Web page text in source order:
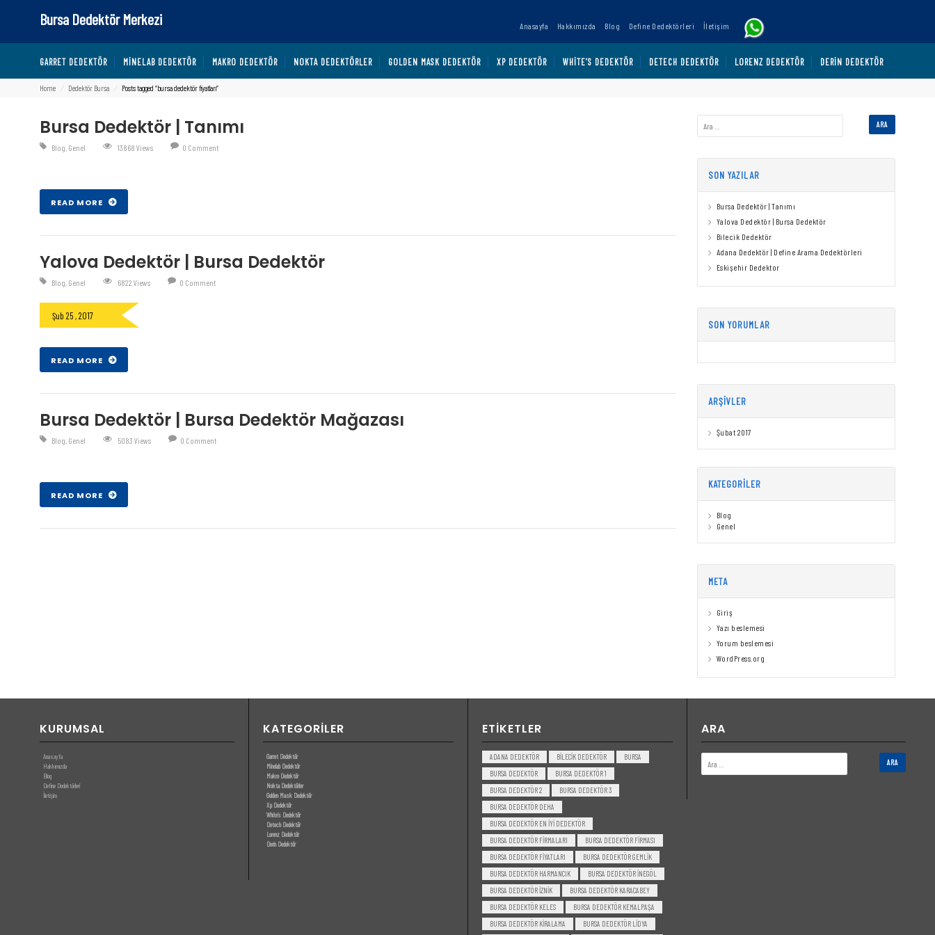
Bursa Dedektör Merkezi Anasayfa Hakkımızda Blog Define Dedektörleri İletişim
GARRET DEDEKTÖR MINELAB DEDEKTÖR MAKRO DEDEKTÖR NOKTA DEDEKTÖRLER GOLDEN MASK DEDEKTÖR XP DEDEKTÖR WHITE’S DEDEKTÖR DETECH DEDEKTÖR LORENZ DEDEKTÖR DERIN DEDEKTÖR
Home ⁄ Dedektör Bursa ⁄ Posts tagged “bursa dedektör fiyatları”
Bursa Dedektör | Tanımı
Blog, Genel 13868 Views 0 Comment
READ MORE
Yalova Dedektör | Bursa Dedektör
Blog, Genel 6822 Views 0 Comment
Şub 25 , 2017
READ MORE
Bursa Dedektör | Bursa Dedektör Mağazası
Blog, Genel 5083 Views 0 Comment
READ MORE
SON YAZILAR
Bursa Dedektör | Tanımı
Yalova Dedektör | Bursa Dedektör
Bilecik Dedektör
Adana Dedektör | Define Arama Dedektörleri
Eskişehir Dedektor
SON YORUMLAR
ARŞIVLER
Şubat 2017
KATEGORILER
Blog
Genel
META
Giriş
Yazı beslemesi
Yorum beslemesi
WordPress.org
KURUMSAL
Anasayfa
Hakkımızda
Blog
Define Dedektörleri
İletişim
KATEGORILER
Garret Dedektör
Minelab Dedektör
Makro Dedektör
Nokta Dedektörler
Golden Mask Dedektör
Xp Dedektör
White’s Dedektör
Detech Dedektör
Lorenz Dedektör
Derin Dedektör
ETIKETLER
ADANA DEDEKTÖR BILECIK DEDEKTÖR
BURSA
BURSA DEDEKTÖR
BURSA DEDEKTÖR 1
BURSA DEDEKTÖR 2
BURSA DEDEKTÖR 3
BURSA DEDEKTÖR DEHA
BURSA DEDEKTÖR EN IYI DEDEKTÖR
BURSA DEDEKTÖR FIRMALARI
BURSA DEDEKTÖR FIRMASI
BURSA DEDEKTÖR FIYATLARI
BURSA DEDEKTÖR GEMLIK
BURSA DEDEKTÖR HARMANCIK
BURSA DEDEKTÖR INEGÖL
BURSA DEDEKTÖR IZNIK
BURSA DEDEKTÖR KARACABEY
BURSA DEDEKTÖR KELES
BURSA DEDEKTÖR KEMALPAŞA
BURSA DEDEKTÖR KIRALAMA
BURSA DEDEKTÖR LIDYA
ARA